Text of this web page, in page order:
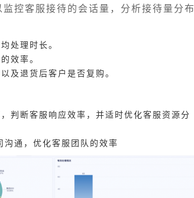
控客服接待的会话量，分析接待量分布
处理时长。
效率。
及退货后客户是否复购。
判断客服响应效率，并适时优化客服资源分
通，优化客服团队的效率